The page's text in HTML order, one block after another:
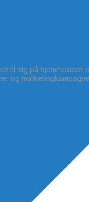
dig på hjemmesider
og